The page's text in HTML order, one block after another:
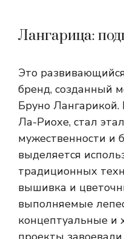
Лангарица:
Это
бренд, созданный
Бруно
Ла-Риохе, стал
мужественности и
выделяется
традиционных
вышивка и
выполняемые
концептуальные и